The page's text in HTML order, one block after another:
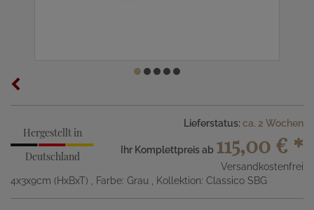
Hergestellt in
Deutschland
Lieferstatus: ca. 2 Wochen
Ihr Komplettpreis ab 115,00 € *
Versandkostenfrei
4x3x9cm (HxBxT)
, Farbe: Grau , Kollektion: Classico SBG